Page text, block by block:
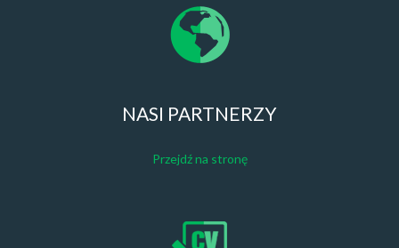
NASI PARTNERZY
Przejdź na stronę